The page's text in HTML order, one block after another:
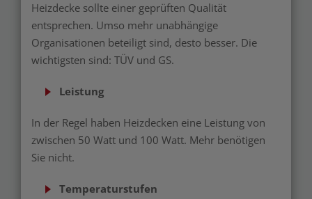
Heizdecke sollte einer geprüften Qualität
entsprechen. Umso mehr unabhängige
Organisationen beteiligt sind, desto besser. Die
wichtigsten sind: TÜV und GS.
Leistung
In der Regel haben Heizdecken eine Leistung von
zwischen 50 Watt und 100 Watt. Mehr benötigen
Sie nicht.
Temperaturstufen